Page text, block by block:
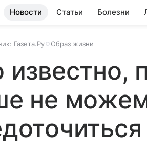
Новости Статьи Болезни
Газета.Ру Образ жизни
известно,
не